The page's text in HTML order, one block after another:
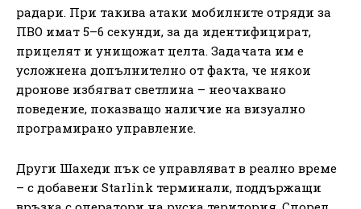
радари. При такива атаки мобилните отряди за
ПВО имат 5–6 секунди, за да идентифицират,
прицелят и унищожат целта. Задачата им е
усложнена допълнително от факта, че някои
дронове избягват светлина – неочаквано
поведение, показващо наличие на визуално
програмирано управление.
Други Шахеди пък се управляват в реално време
– с добавени Starlink терминали, поддържащи